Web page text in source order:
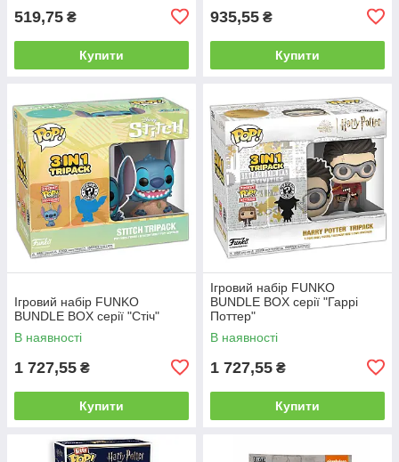
519,75 ₴
Купити
935,55 ₴
Купити
Ігровий набір FUNKO
BUNDLE BOX серії "Стіч"
В наявності
1 727,55 ₴
Купити
Ігровий набір FUNKO
BUNDLE BOX серії "Гаррі
Поттер"
В наявності
1 727,55 ₴
Купити